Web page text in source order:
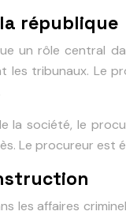
république
un rôle central
les tribunaux. Le
la société, le
Le procureur est
les affaires